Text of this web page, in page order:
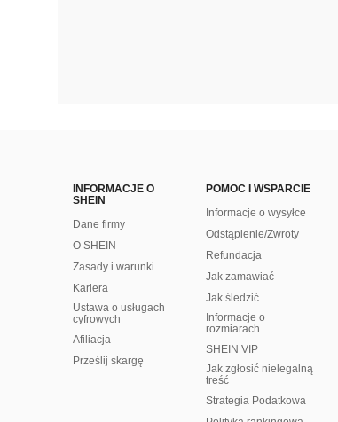
INFORMACJE O
SHEIN
Dane firmy
O SHEIN
Zasady i warunki
Kariera
Ustawa o usługach
cyfrowych
Afiliacja
Prześlij skargę
POMOC I WSPARCIE
Informacje o wysyłce
Odstąpienie/Zwroty
Refundacja
Jak zamawiać
Jak śledzić
Informacje o
rozmiarach
SHEIN VIP
Jak zgłosić nielegalną
treść
Strategia Podatkowa